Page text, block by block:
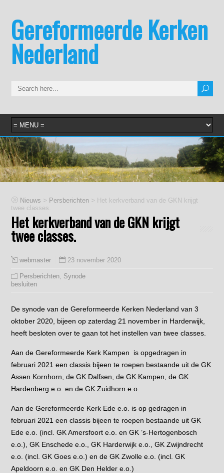
Gereformeerde Kerken
Nederland
Nieuws > Persberichten > Het kerkverband van de GKN krijgt
twee classes.
Het kerkverband van de GKN krijgt
twee classes.
webmaster 23 november 2020
Persberichten Synode
besluiten
De synode van de Gereformeerde Kerken Nederland van 3
oktober 2020, bijeen op zaterdag 21 november in Harderwijk,
heeft besloten over te gaan tot het instellen van twee classes.
Aan de Gereformeerde Kerk Kampen is opgedragen in
februari 2021 een classis bijeen te roepen bestaande uit de GK
Assen Kornhorn, de GK Dalfsen, de GK Kampen, de GK
Hardenberg e.o. en de GK Zuidhorn e.o.
Aan de Gereformeerde Kerk Ede e.o. is op gedragen in
februari 2021 een classis bijeen te roepen bestaande uit GK
Ede e.o. (incl. GK Amersfoort e.o. en GK ’s-Hertogenbosch
e.o.), GK Enschede e.o., GK Harderwijk e.o., GK Zwijndrecht
e.o. (incl. GK Goes e.o.) en de GK Zwolle e.o. (incl. GK
Apeldoorn e.o. en GK Den Helder e.o.)